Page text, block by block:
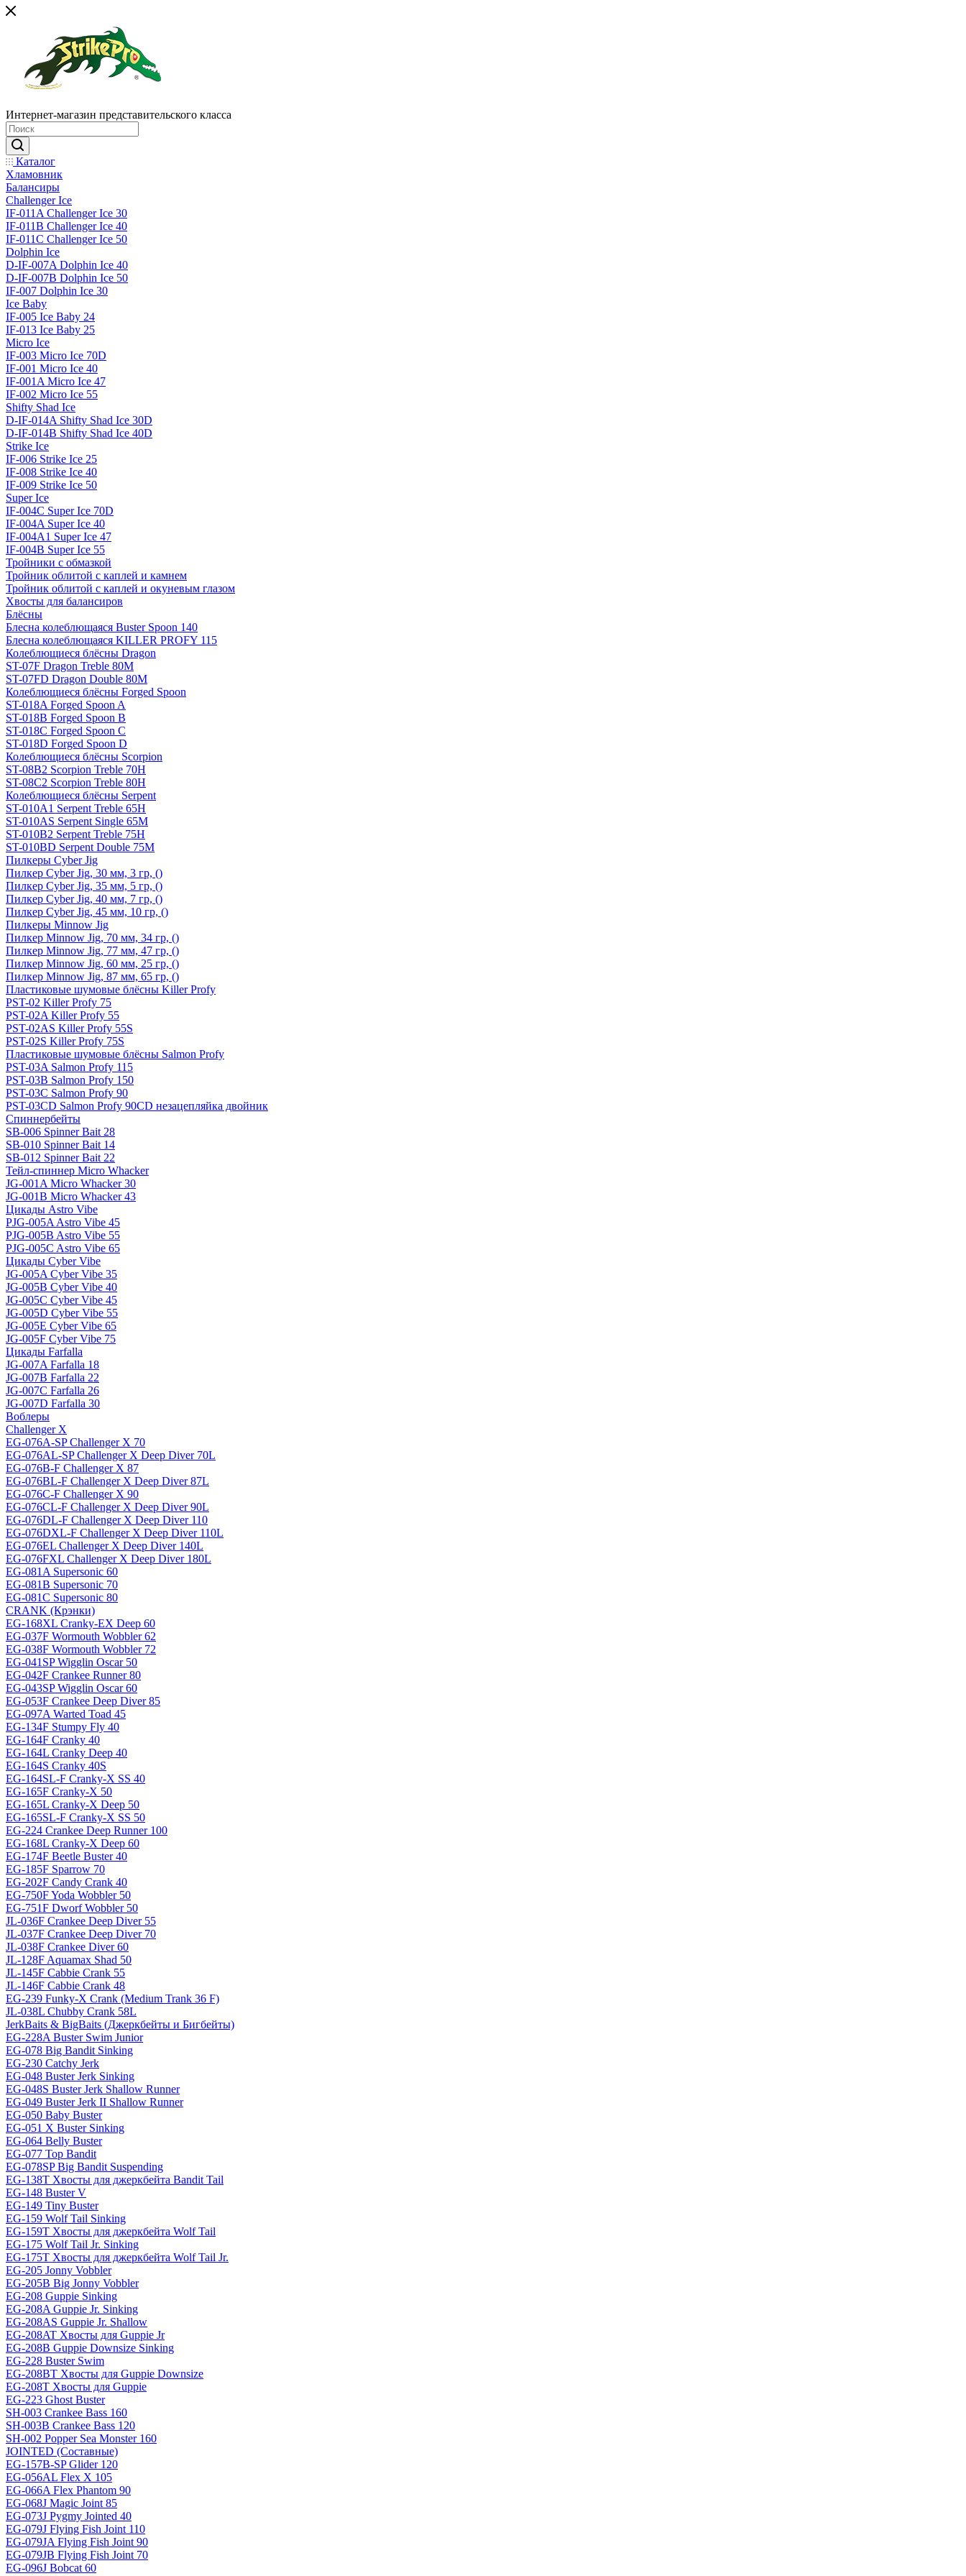
Интернет-магазин представительского класса
Каталог
Хламовник
Балансиры
Challenger Ice
IF-011A Challenger Ice 30
IF-011B Challenger Ice 40
IF-011C Challenger Ice 50
Dolphin Ice
D-IF-007A Dolphin Ice 40
D-IF-007B Dolphin Ice 50
IF-007 Dolphin Ice 30
Ice Baby
IF-005 Ice Baby 24
IF-013 Ice Baby 25
Micro Ice
IF-003 Micro Ice 70D
IF-001 Micro Ice 40
IF-001A Micro Ice 47
IF-002 Micro Ice 55
Shifty Shad Ice
D-IF-014A Shifty Shad Ice 30D
D-IF-014B Shifty Shad Ice 40D
Strike Ice
IF-006 Strike Ice 25
IF-008 Strike Ice 40
IF-009 Strike Ice 50
Super Ice
IF-004C Super Ice 70D
IF-004A Super Ice 40
IF-004A1 Super Ice 47
IF-004B Super Ice 55
Тройники с обмазкой
Тройник облитой с каплей и камнем
Тройник облитой с каплей и окуневым глазом
Хвосты для балансиров
Блёсны
Блесна колеблющаяся Buster Spoon 140
Блесна колеблющаяся KILLER PROFY 115
Колеблющиеся блёсны Dragon
ST-07F Dragon Treble 80M
ST-07FD Dragon Double 80M
Колеблющиеся блёсны Forged Spoon
ST-018A Forged Spoon A
ST-018B Forged Spoon B
ST-018C Forged Spoon C
ST-018D Forged Spoon D
Колеблющиеся блёсны Scorpion
ST-08B2 Scorpion Treble 70H
ST-08C2 Scorpion Treble 80H
Колеблющиеся блёсны Serpent
ST-010A1 Serpent Treble 65H
ST-010AS Serpent Single 65M
ST-010B2 Serpent Treble 75H
ST-010BD Serpent Double 75M
Пилкеры Cyber Jig
Пилкер Cyber Jig, 30 мм, 3 гр, ()
Пилкер Cyber Jig, 35 мм, 5 гр, ()
Пилкер Cyber Jig, 40 мм, 7 гр, ()
Пилкер Cyber Jig, 45 мм, 10 гр, ()
Пилкеры Minnow Jig
Пилкер Minnow Jig, 70 мм, 34 гр, ()
Пилкер Minnow Jig, 77 мм, 47 гр, ()
Пилкер Minnow Jig, 60 мм, 25 гр, ()
Пилкер Minnow Jig, 87 мм, 65 гр, ()
Пластиковые шумовые блёсны Killer Profy
PST-02 Killer Profy 75
PST-02A Killer Profy 55
PST-02AS Killer Profy 55S
PST-02S Killer Profy 75S
Пластиковые шумовые блёсны Salmon Profy
PST-03A Salmon Profy 115
PST-03B Salmon Profy 150
PST-03C Salmon Profy 90
PST-03CD Salmon Profy 90CD незацепляйка двойник
Спиннербейты
SB-006 Spinner Bait 28
SB-010 Spinner Bait 14
SB-012 Spinner Bait 22
Тейл-спиннер Micro Whacker
JG-001A Micro Whacker 30
JG-001B Micro Whacker 43
Цикады Astro Vibe
PJG-005A Astro Vibe 45
PJG-005B Astro Vibe 55
PJG-005C Astro Vibe 65
Цикады Cyber Vibe
JG-005A Cyber Vibe 35
JG-005B Cyber Vibe 40
JG-005C Cyber Vibe 45
JG-005D Cyber Vibe 55
JG-005E Cyber Vibe 65
JG-005F Cyber Vibe 75
Цикады Farfalla
JG-007A Farfalla 18
JG-007B Farfalla 22
JG-007C Farfalla 26
JG-007D Farfalla 30
Воблеры
Challenger X
EG-076A-SP Challenger X 70
EG-076AL-SP Challenger X Deep Diver 70L
EG-076B-F Challenger X 87
EG-076BL-F Challenger X Deep Diver 87L
EG-076C-F Challenger X 90
EG-076CL-F Challenger X Deep Diver 90L
EG-076DL-F Challenger X Deep Diver 110
EG-076DXL-F Challenger X Deep Diver 110L
EG-076EL Challenger X Deep Diver 140L
EG-076FXL Challenger X Deep Diver 180L
EG-081A Supersonic 60
EG-081B Supersonic 70
EG-081C Supersonic 80
CRANK (Крэнки)
EG-168XL Cranky-EX Deep 60
EG-037F Wormouth Wobbler 62
EG-038F Wormouth Wobbler 72
EG-041SP Wigglin Oscar 50
EG-042F Crankee Runner 80
EG-043SP Wigglin Oscar 60
EG-053F Crankee Deep Diver 85
EG-097A Warted Toad 45
EG-134F Stumpy Fly 40
EG-164F Cranky 40
EG-164L Cranky Deep 40
EG-164S Cranky 40S
EG-164SL-F Cranky-X SS 40
EG-165F Cranky-X 50
EG-165L Cranky-X Deep 50
EG-165SL-F Cranky-X SS 50
EG-224 Crankee Deep Runner 100
EG-168L Cranky-X Deep 60
EG-174F Beetle Buster 40
EG-185F Sparrow 70
EG-202F Candy Crank 40
EG-750F Yoda Wobbler 50
EG-751F Dworf Wobbler 50
JL-036F Crankee Deep Diver 55
JL-037F Crankee Deep Diver 70
JL-038F Crankee Diver 60
JL-128F Aquamax Shad 50
JL-145F Cabbie Crank 55
JL-146F Cabbie Crank 48
EG-239 Funky-X Crank (Medium Trank 36 F)
JL-038L Chubby Crank 58L
JerkBaits & BigBaits (Джеркбейты и Бигбейты)
EG-228A Buster Swim Junior
EG-078 Big Bandit Sinking
EG-230 Catchy Jerk
EG-048 Buster Jerk Sinking
EG-048S Buster Jerk Shallow Runner
EG-049 Buster Jerk II Shallow Runner
EG-050 Baby Buster
EG-051 X Buster Sinking
EG-064 Belly Buster
EG-077 Top Bandit
EG-078SP Big Bandit Suspending
EG-138T Хвосты для джеркбейта Bandit Tail
EG-148 Buster V
EG-149 Tiny Buster
EG-159 Wolf Tail Sinking
EG-159T Хвосты для джеркбейта Wolf Tail
EG-175 Wolf Tail Jr. Sinking
EG-175T Хвосты для джеркбейта Wolf Tail Jr.
EG-205 Jonny Vobbler
EG-205B Big Jonny Vobbler
EG-208 Guppie Sinking
EG-208A Guppie Jr. Sinking
EG-208AS Guppie Jr. Shallow
EG-208AT Хвосты для Guppie Jr
EG-208B Guppie Downsize Sinking
EG-228 Buster Swim
EG-208BT Хвосты для Guppie Downsize
EG-208T Хвосты для Guppie
EG-223 Ghost Buster
SH-003 Crankee Bass 160
SH-003B Crankee Bass 120
SH-002 Popper Sea Monster 160
JOINTED (Составные)
EG-157B-SP Glider 120
EG-056AL Flex X 105
EG-066A Flex Phantom 90
EG-068J Magic Joint 85
EG-073J Pygmy Jointed 40
EG-079J Flying Fish Joint 110
EG-079JA Flying Fish Joint 90
EG-079JB Flying Fish Joint 70
EG-096J Bobcat 60